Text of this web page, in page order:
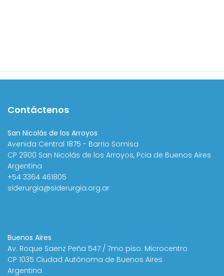
Contáctenos
San Nicolás de los Arroyos
Avenida Central 1875 - Barrio Somisa
CP 2900 San Nicolás de los Arroyos, Pcia de Buenos Aires
Argentina
+54 3364 461805
siderurgia@siderurgia.org.ar
Buenos Aires
Av. Roque Saenz Peña 547 / 7mo piso. Microcentro
CP 1035 Ciudad Autónoma de Buenos Aires
Argentina